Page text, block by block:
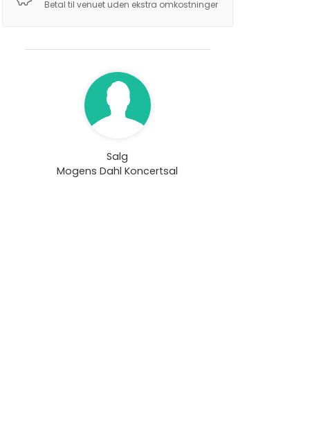
Betal til venuet uden ekstra omkostninger
Salg
Mogens Dahl Koncertsal